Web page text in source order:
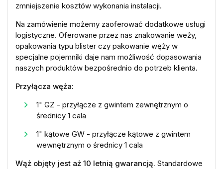
zmniejszenie kosztów wykonania instalacji.
Na zamówienie możemy zaoferować dodatkowe usługi
logistyczne. Oferowane przez nas znakowanie weży,
opakowania typu blister czy pakowanie węży w
specjalne pojemniki daje nam możliwość dopasowania
naszych produktów bezpośrednio do potrzeb klienta.
Przyłącza węża:
1" GZ - przyłącze z gwintem zewnętrznym o
średnicy 1 cala
1" kątowe GW - przyłącze kątowe z gwintem
wewnętrznym o średnicy 1 cala
Wąż objęty jest aż 10 letnią gwarancją. Standardowe